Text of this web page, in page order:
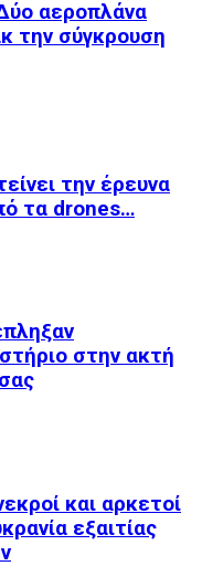
αεροπλάνα
την σύγκρουση
την έρευνα
τα drones…
στην ακτή
και αρκετοί
εξαιτίας